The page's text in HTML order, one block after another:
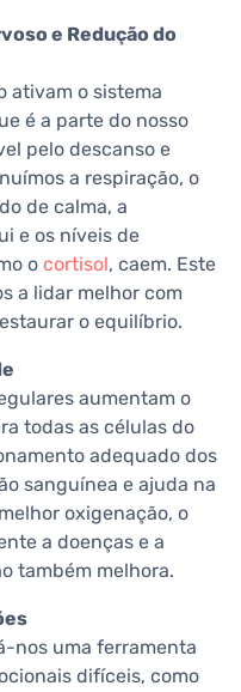
e Redução do
ativam o sistema
é a parte do nosso
pelo descanso e
a respiração, o
de calma, a
e os níveis de
o cortisol, caem. Este
a lidar melhor com
o equilíbrio.
aumentam o
todas as células do
adequado dos
sanguínea e ajuda na
oxigenação, o
a doenças e a
também melhora.
nos uma ferramenta
difíceis, como